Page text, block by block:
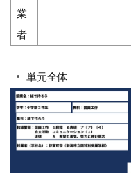
業
者
単元全体